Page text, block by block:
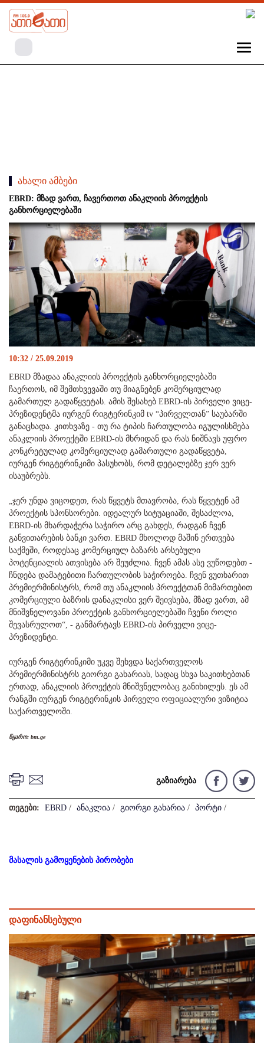
ახალი ამბები
EBRD: მზად ვართ, ჩავერთოთ ანაკლიის პროექტის
განხორციელებაში
10:32 / 25.09.2019
EBRD მზადაა ანაკლიის პროექტის განხორციელებაში
ჩაერთოს, იმ შემთხვევაში თუ მიაგნებენ კომერციულად
გამართულ გადაწყვეტას. ამის შესახებ EBRD-ის პირველი ვიცე-
პრეზიდენტმა იურგენ რიგტერინკიმ tv “პირველთან” საუბარში
განაცხადა. კითხვაზე - თუ რა ტიპის ჩართულობა იგულისხმება
ანაკლიის პროექტში EBRD-ის მხრიდან და რას ნიშნავს უფრო
კონკრეტულად კომერციულად გამართული გადაწყვეტა,
იურგენ რიგტერინკიმი პასუხობს, რომ დეტალებზე ჯერ ვერ
ისაუბრებს.
„ჯერ უნდა ვიცოდეთ, რას წყვეტს მთავრობა, რას წყვეტენ ამ
პროექტის სპონსორები. იდეალურ სიტუაციაში, შესაძლოა,
EBRD-ის მხარდაჭერა საჭირო არც გახდეს, რადგან ჩვენ
განვითარების ბანკი ვართ. EBRD მხოლოდ მაშინ ერთვება
საქმეში, როდესაც კომერციულ ბაზარს არსებული
პოტენციალის ათვისება არ შეუძლია. ჩვენ ამას ასე ვუწოდებთ -
ჩნდება დამატებითი ჩართულობის საჭიროება. ჩვენ ვუთხარით
პრემიერმინისტრს, რომ თუ ანაკლიის პროექტთან მიმართებით
კომერციული ბაზრის დანაკლისი ვერ შეივსება, მზად ვართ, ამ
მნიშვნელოვანი პროექტის განხორციელებაში ჩვენი როლი
შევასრულოთ“, - განმარტავს EBRD-ის პირველი ვიცე-
პრეზიდენტი.
იურგენ რიგტერინკიმი უკვე შეხვდა საქართველოს
პრემიერმინისტრს გიორგი გახარიას, სადაც სხვა საკითხებთან
ერთად, ანაკლიის პროექტის მნიშვნელობაც განიხილეს. ეს ამ
რანგში იურგენ რიგტერინკის პირველი ოფიციალური ვიზიტია
საქართველოში.
წყარო: bm.ge
გაზიარება
თეგები: EBRD / ანაკლია / გიორგი გახარია / პორტი /
მასალის გამოყენების პირობები
დაფინანსებული